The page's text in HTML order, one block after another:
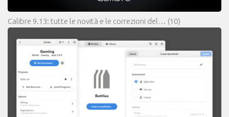
Calibre 9.13: tutte le novità e le correzioni del… (10)